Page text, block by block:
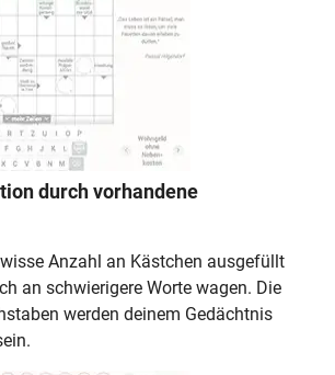
durch vorhandene
Anzahl an Kästchen ausgefüllt
an schwierigere Worte wagen. Die
werden deinem Gedächtnis